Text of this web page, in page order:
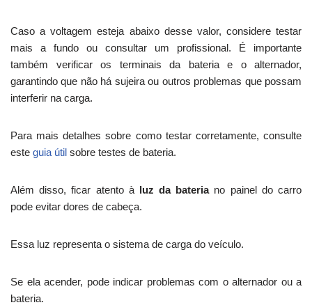
Caso a voltagem esteja abaixo desse valor, considere testar
mais a fundo ou consultar um profissional. É importante
também verificar os terminais da bateria e o alternador,
garantindo que não há sujeira ou outros problemas que possam
interferir na carga.
Para mais detalhes sobre como testar corretamente, consulte
este guia útil sobre testes de bateria.
Além disso, ficar atento à luz da bateriano painel do carro
pode evitar dores de cabeça.
Essa luz representa o sistema de carga do veículo.
Se ela acender, pode indicar problemas com o alternador ou a
bateria.